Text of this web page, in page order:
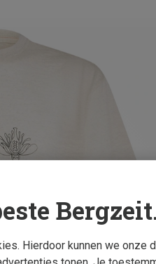
Hierdoor kunnen we